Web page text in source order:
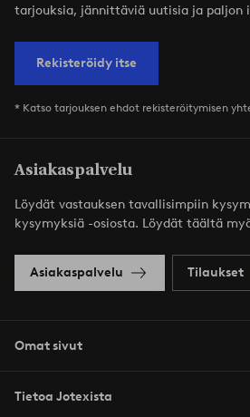
tarjouksia, jännittäviä uutisia ja paljon
Rekisteröidy itse
* Katso tarjouksen ehdot rekisteröitymisen
Asiakaspalvelu
Löydät vastauksen tavallisimpiin
kysymyksiä -osiosta. Löydät täältä
Asiakaspalvelu Tilaukset
Omat sivut
Tietoa Jotexista